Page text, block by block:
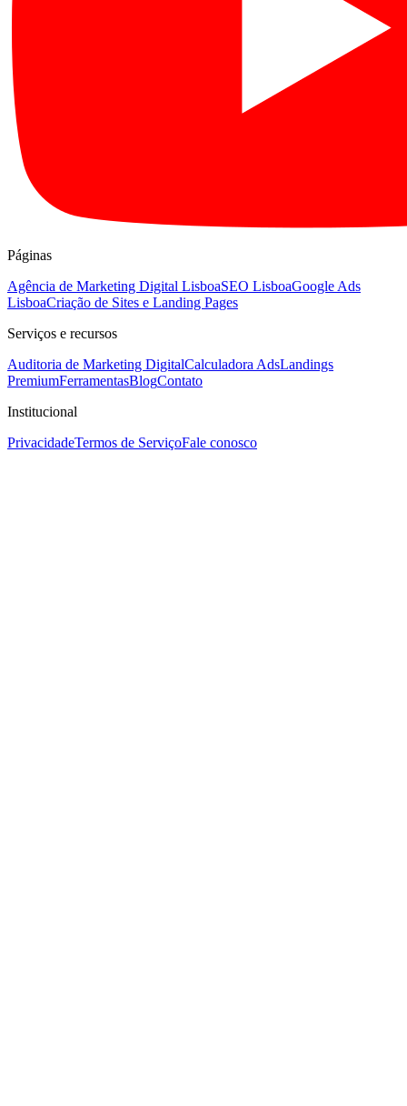
Páginas
Agência de Marketing Digital LisboaSEO LisboaGoogle Ads
LisboaCriação de Sites e Landing Pages
Serviços e recursos
Auditoria de Marketing DigitalCalculadora AdsLandings
PremiumFerramentasBlogContato
Institucional
PrivacidadeTermos de ServiçoFale conosco